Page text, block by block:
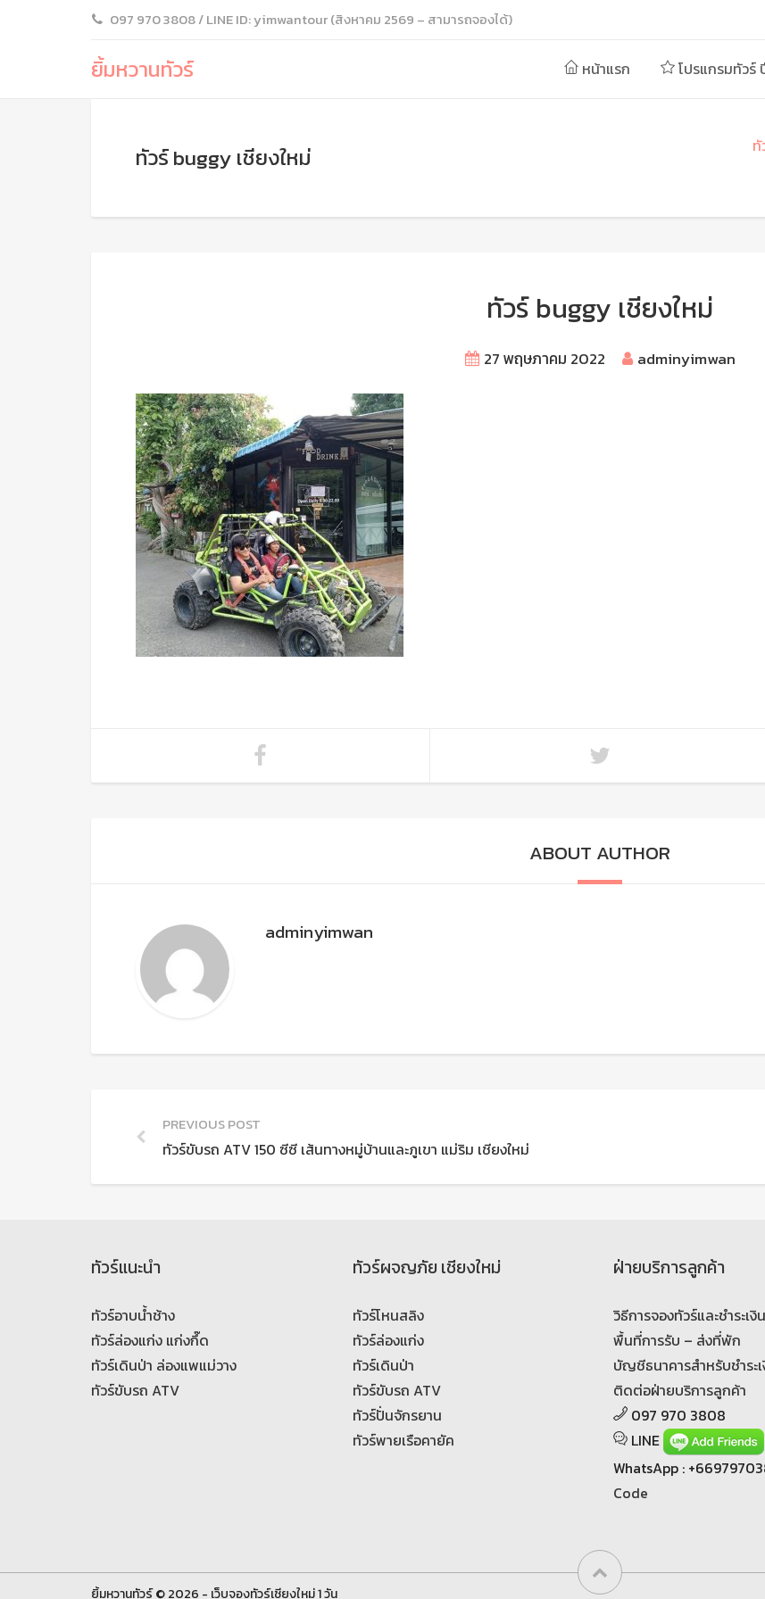
097 970 3808 / LINE ID: yimwantour (สิงหาคม 2569 – สามารถจองได้)
ยิ้มหวานทัวร์ หน้าแรก โปรแกรมทัวร์
ทัวร์ buggy เชียงใหม่
ทั
ทัวร์ buggy เชียงใหม่
27 พฤษภาคม 2022 adminyimwan
ABOUT AUTHOR
adminyimwan
PREVIOUS POST
ทัวร์ขับรถ ATV 150 ซีซี เส้นทางหมู่บ้านและภูเขา แม่ริม เชียงใหม่
ทัวร์แนะนำ
ทัวร์อาบน้ำช้าง
ทัวร์ล่องแก่ง แก่งกึ๊ด
ทัวร์เดินป่า ล่องแพแม่วาง
ทัวร์ขับรถ ATV
ทัวร์ผจญภัย เชียงใหม่
ทัวร์โหนสลิง
ทัวร์ล่องแก่ง
ทัวร์เดินป่า
ทัวร์ขับรถ ATV
ทัวร์ปั่นจักรยาน
ทัวร์พายเรือคายัค
ฝ่ายบริการลูกค้า
วิธีการจองทัวร์และชำระเงิน
พื้นที่การรับ – ส่งที่พัก
บัญชีธนาคารสำหรับชำระ
ติดต่อฝ่ายบริการลูกค้า
097 970 3808
LINE
WhatsApp :
Code
ยิ้มหวานทัวร์ © 2026 - เว็บจองทัวร์เชียงใหม่ 1 วัน